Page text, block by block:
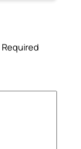
Required